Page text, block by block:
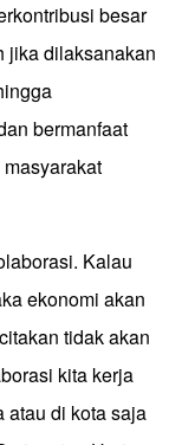
besar
jika dilaksanakan
bermanfaat
Kalau
ekonomi akan
tidak akan
kita kerja
atau di kota saja